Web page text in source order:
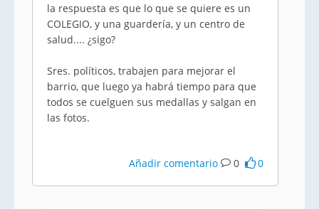
la respuesta es que lo que se quiere es un
COLEGIO, y una guardería, y un centro de
salud.... ¿sigo?
Sres. políticos, trabajen para mejorar el
barrio, que luego ya habrá tiempo para que
todos se cuelguen sus medallas y salgan en
las fotos.
Añadir comentario 0 0